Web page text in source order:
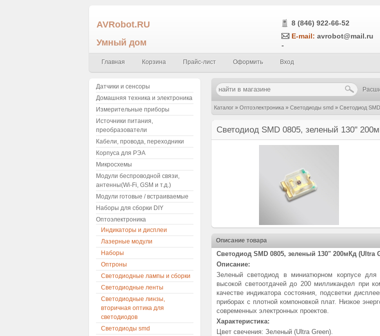
AVRobot.RU
Умный дом
8 (846) 922-66-52
E-mail: avrobot@mail.ru
-
Главная Корзина Прайс-лист Оформить Вход
Каталог » Оптоэлектроника » Светодиоды smd » Светодиод
Светодиод SMD 0805, зеленый 130"
Описание товара
Светодиод SMD 0805, зеленый 130" 200мКд (Ultra
Описание:
Зеленый светодиод в миниатюрном корпусе для
высокой светоотдачей до 200 милликандел при
качестве индикатора состояния, подсветки
приборах с плотной компоновкой плат. Низкое
современных электронных проектов.
Характеристика:
Цвет свечения: Зеленый (Ultra Green).
Датчики и сенсоры
Домашняя техника и электроника
Измерительные приборы
Источники питания,
преобразователи
Кабели, провода, переходники
Корпуса для РЭА
Микросхемы
Модули беспроводной связи,
антенны(Wi-Fi, GSM и т.д.)
Модули готовые / встраиваемые
Наборы для сборки DIY
Оптоэлектроника
Индикаторы и дисплеи
Лазерные модули
Наборы
Оптроны
Светодиодные лампы и сборки
Светодиодные ленты
Светодиодные линзы,
вторичная оптика для
светодиодов
Светодиоды smd